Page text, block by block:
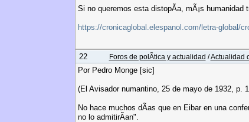
Si no queremos esta distopÃ­a, mÃ¡s humanidad
https://cronicaglobal.elespanol.com/letra-global/
22 Foros de polÃ­tica y actualidad /Actualidad
Por Pedro Monge [sic]
(El Avisador numantino, 25 de mayo de 1932, p.
No hace muchos dÃ­as que en Eibar en una
no lo admitirÃ­an".